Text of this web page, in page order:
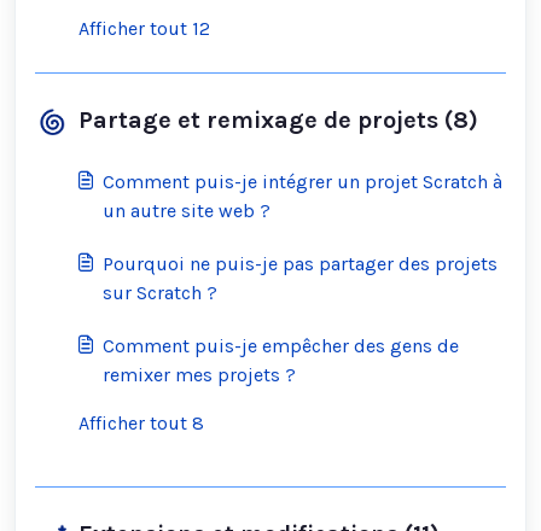
Afficher tout 12
Partage et remixage de projets (8)
Comment puis-je intégrer un projet Scratch à
un autre site web ?
Pourquoi ne puis-je pas partager des projets
sur Scratch ?
Comment puis-je empêcher des gens de
remixer mes projets ?
Afficher tout 8